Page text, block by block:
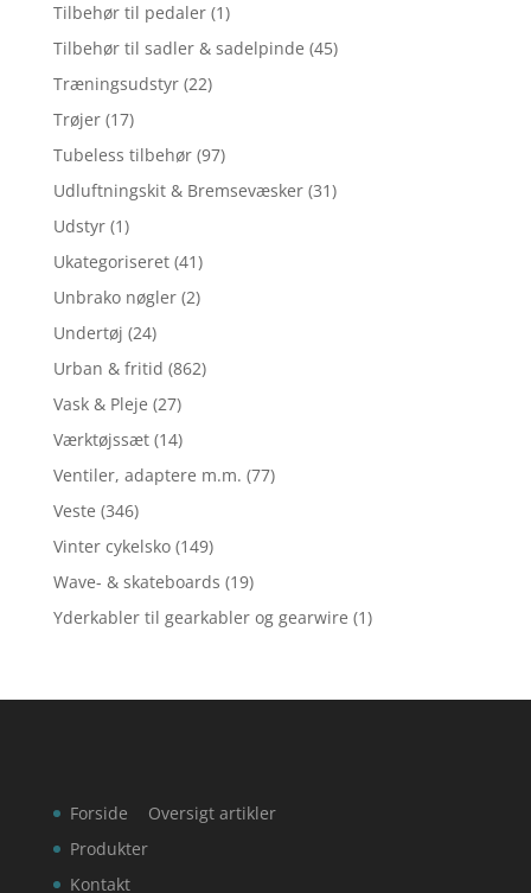
Tilbehør til pedaler (1)
Tilbehør til sadler & sadelpinde (45)
Træningsudstyr (22)
Trøjer (17)
Tubeless tilbehør (97)
Udluftningskit & Bremsevæsker (31)
Udstyr (1)
Ukategoriseret (41)
Unbrako nøgler (2)
Undertøj (24)
Urban & fritid (862)
Vask & Pleje (27)
Værktøjssæt (14)
Ventiler, adaptere m.m. (77)
Veste (346)
Vinter cykelsko (149)
Wave- & skateboards (19)
Yderkabler til gearkabler og gearwire (1)
Forside
Produkter
Kontakt
Oversigt artikler